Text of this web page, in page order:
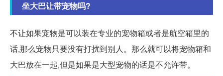
坐大巴让带宠物吗?
不让如果宠物是可以装在专业的宠物箱或者是航空箱里的
话,那么宠物只要没有打扰到别人。那么就可以将宠物箱和
大巴放在一起,但是如果是大型宠物的话是不允许带。